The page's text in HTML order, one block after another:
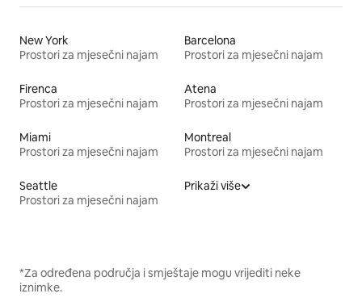
New York
Prostori za mjesečni najam
Barcelona
Prostori za mjesečni najam
Firenca
Prostori za mjesečni najam
Atena
Prostori za mjesečni najam
Miami
Prostori za mjesečni najam
Montreal
Prostori za mjesečni najam
Seattle
Prostori za mjesečni najam
Prikaži više
*Za određena područja i smještaje mogu vrijediti neke
iznimke.